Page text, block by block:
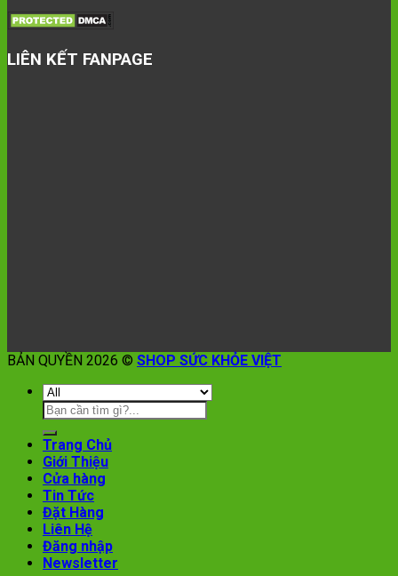
LIÊN KẾT FANPAGE
BẢN QUYỀN 2026 © SHOP SỨC KHỎE VIỆT
Trang Chủ
Giới Thiệu
Cửa hàng
Tin Tức
Đặt Hàng
Liên Hệ
Đăng nhập
Newsletter